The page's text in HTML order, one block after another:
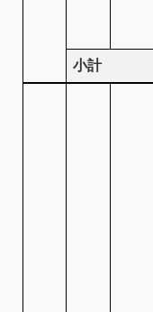
小計